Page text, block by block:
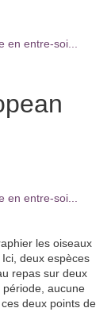
les oiseaux
deux espèces
repas sur deux
aucune
deux points de